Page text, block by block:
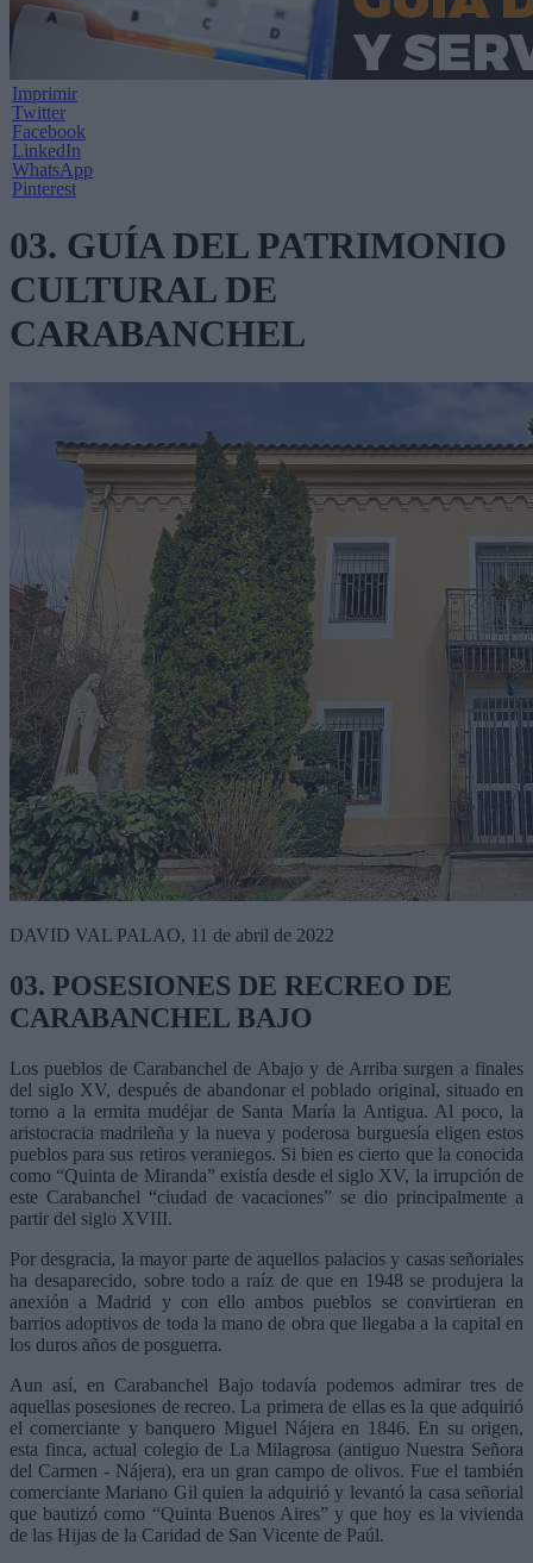
Imprimir
Twitter
Facebook
LinkedIn
WhatsApp
Pinterest
03. GUÍA DEL PATRIMONIO
CULTURAL DE
CARABANCHEL
DAVID VAL PALAO, 11 de abril de 2022
03. POSESIONES DE RECREO DE
CARABANCHEL BAJO
Los pueblos de Carabanchel de Abajo y de Arriba surgen a finales
del siglo XV, después de abandonar el poblado original, situado en
torno a la ermita mudéjar de Santa María la Antigua. Al poco, la
aristocracia madrileña y la nueva y poderosa burguesía eligen estos
pueblos para sus retiros veraniegos. Si bien es cierto que la conocida
como “Quinta de Miranda” existía desde el siglo XV, la irrupción de
este Carabanchel “ciudad de vacaciones” se dio principalmente a
partir del siglo XVIII.
Por desgracia, la mayor parte de aquellos palacios y casas señoriales
ha desaparecido, sobre todo a raíz de que en 1948 se produjera la
anexión a Madrid y con ello ambos pueblos se convirtieran en
barrios adoptivos de toda la mano de obra que llegaba a la capital en
los duros años de posguerra.
Aun así, en Carabanchel Bajo todavía podemos admirar tres de
aquellas posesiones de recreo. La primera de ellas es la que adquirió
el comerciante y banquero Miguel Nájera en 1846. En su origen,
esta finca, actual colegio de La Milagrosa (antiguo Nuestra Señora
del Carmen - Nájera), era un gran campo de olivos. Fue el también
comerciante Mariano Gil quien la adquirió y levantó la casa señorial
que bautizó como “Quinta Buenos Aires” y que hoy es la vivienda
de las Hijas de la Caridad de San Vicente de Paúl.